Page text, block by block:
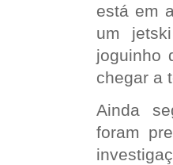
está em
um
joguinho
chegar a
Ainda
foram